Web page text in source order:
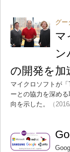
グー
マ
の開発を加
マイクロソフトが
ーとの協力を深め
向を示した。
（